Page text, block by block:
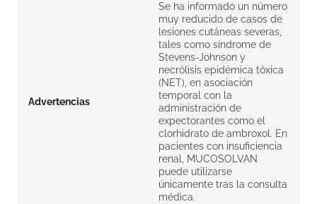
Advertencias
Se ha informado un número
muy reducido de casos de
lesiones cutáneas severas,
tales como síndrome de
Stevens-Johnson y
necrólisis epidémica tóxica
(NET), en asociación
temporal con la
administración de
expectorantes como el
clorhidrato de ambroxol. En
pacientes con insuficiencia
renal, MUCOSOLVAN
puede utilizarse
únicamente tras la consulta
médica.